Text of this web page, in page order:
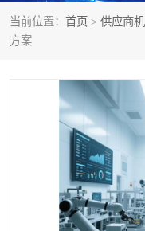
当前位置： 首页 > 供应商机
方案
智慧零售实训
物流数字孪生
工业工程实训室